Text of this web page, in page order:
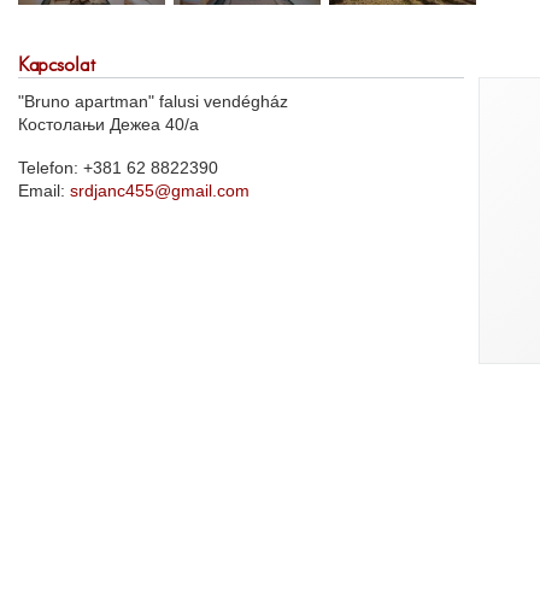
Kapcsolat
"Bruno apartman" falusi vendégház
Костолањи Дежеа 40/а
Telefon: +381 62 8822390
Email: srdjanc455@gmail.com